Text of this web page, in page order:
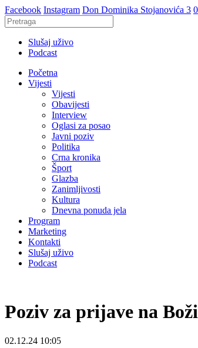
Facebook Instagram Don Dominika Stojanovića 3
Slušaj uživo
Podcast
Početna
Vijesti
Vijesti
Obavijesti
Interview
Oglasi za posao
Javni poziv
Politika
Crna kronika
Šport
Glazba
Zanimljivosti
Kultura
Dnevna ponuda jela
Program
Marketing
Kontakti
Slušaj uživo
Podcast
Poziv za prijave na
02.12.24 10:05